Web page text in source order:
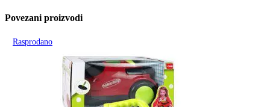
Povezani proizvodi
Rasprodano